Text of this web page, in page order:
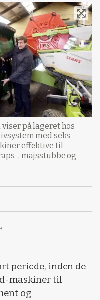
på lageret hos
med seks
effektive til
, majsstubbe og
periode, inden de
maskiner til
og